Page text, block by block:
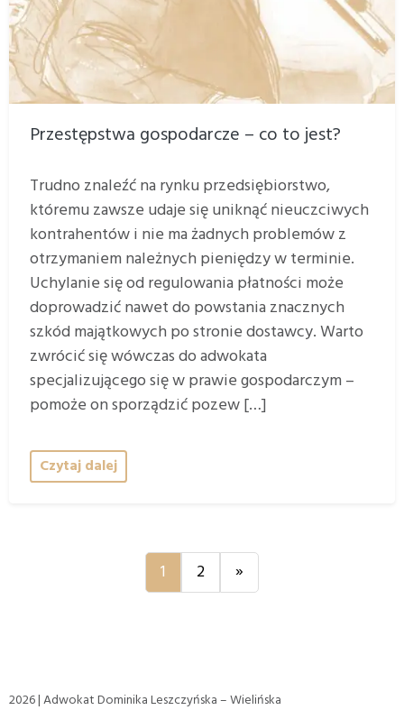
Przestępstwa gospodarcze – co to jest?
Trudno znaleźć na rynku przedsiębiorstwo,
któremu zawsze udaje się uniknąć nieuczciwych
kontrahentów i nie ma żadnych problemów z
otrzymaniem należnych pieniędzy w terminie.
Uchylanie się od regulowania płatności może
doprowadzić nawet do powstania znacznych
szkód majątkowych po stronie dostawcy. Warto
zwrócić się wówczas do adwokata
specjalizującego się w prawie gospodarczym –
pomoże on sporządzić pozew […]
Czytaj dalej
Nawigacja
po
1 2 »
2026 | Adwokat Dominika Leszczyńska – Wielińska